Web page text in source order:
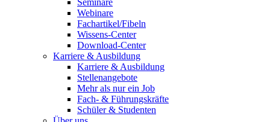
Seminare
Webinare
Fachartikel/Fibeln
Wissens-Center
Download-Center
Karriere & Ausbildung
Karriere & Ausbildung
Stellenangebote
Mehr als nur ein Job
Fach- & Führungskräfte
Schüler & Studenten